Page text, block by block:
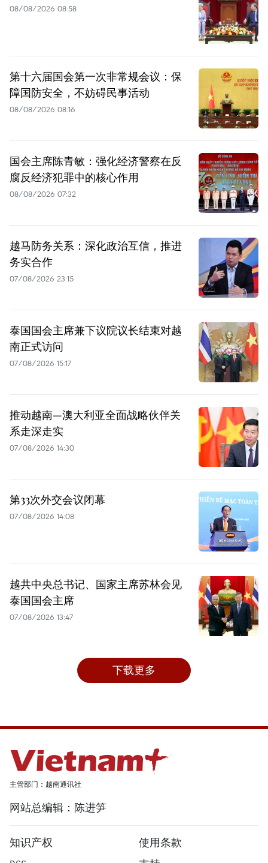
08/08/2026 08:58
第十六届国会第一次非常规会议：保
障国防安全，不妨碍民事活动
08/08/2026 08:16
国会主席陈青敏：强化经济警察在反
腐反经济犯罪中的核心作用
08/08/2026 07:32
越马防务关系：深化政治互信，推进
务实合作
07/08/2026 23:15
泰国国会主席兼下议院议长结束对越
南正式访问
07/08/2026 15:17
推动越南—澳大利亚全面战略伙伴关
系走深走实
07/08/2026 14:30
第33次外交会议闭幕
07/08/2026 14:08
越共中央总书记、国家主席苏林会见
泰国国会主席
07/08/2026 13:47
下载更多
主管部门：越南通讯社
网站总编辑：陈进笋
知识产权
使用条款